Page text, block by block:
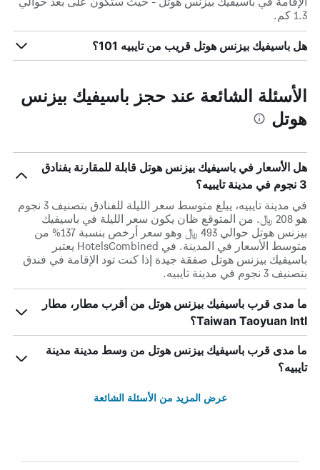
1.3 كم.
هل باسيفيك بيزنس هوتل قريب من تايبيه 101؟
الأسئلة الشائعة عند حجز باسيفيك بيزنس
هوتل
هل الأسعار في باسيفيك بيزنس هوتل قابلة للمقارنة بفنادق
3 نجوم في مدينة تايبيه؟
في مدينة تايبيه، يبلغ متوسط ​​سعر الليلة للفنادق بتصنيف 3 نجوم
هو 208 ﷼. من المتوقع ظان يكون سعر الليلة في باسيفيك
بيزنس هوتل حوالي 493 ﷼ وهو سعر أرخص بنسبة 137% من
متوسط الأسعار في المدينة. في HotelsCombined يعتبر
باسيفيك بيزنس هوتل صفقة جيدة إذا كنت تود الإقامة في فندق
بتصنيف 3 نجوم في مدينة تايبيه.
ما مدى قرب باسيفيك بيزنس هوتل من أقرب مطار، مطار
Taiwan Taoyuan Intl؟
ما مدى قرب باسيفيك بيزنس هوتل من وسط مدينة مدينة
تايبيه؟
عرض المزيد من الأسئلة الشائعة